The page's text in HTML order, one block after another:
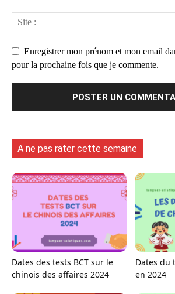
Enregistrer mon prénom et mon email
pour la prochaine fois que je commente.
A ne pas rater cette semaine
Dates des tests BCT sur le
chinois des affaires 2024
Dates du
en 2024